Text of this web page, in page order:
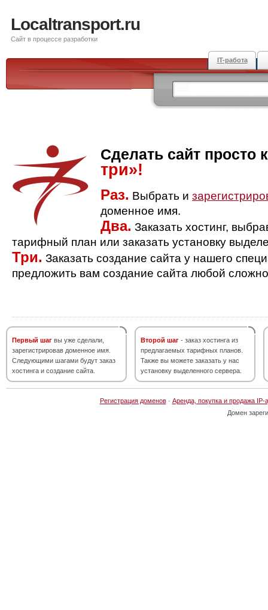
Localtransport.ru
Сайт в процессе разработки
IT-работа
Сделать сайт просто
три»!
Раз. Выбрать и
доменное имя.
Два. Заказать хостинг,
тарифный план или заказать установку
Три. Заказать создание сайта у нашего
предложить вам создание сайта любой
Первый шаг вы уже сделали,
зарегистрировав доменное имя.
Следующими шагами будут заказ
хостинга и создание сайта.
Второй шаг - заказ хостинга из
предлагаемых тарифных планов.
Также вы можете заказать у нас
установку выделенного сервера.
Регистрация доменов· Аренда, покупка и продажа IP-
Домен